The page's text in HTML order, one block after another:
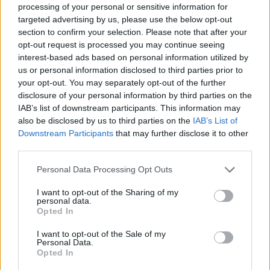
processing of your personal or sensitive information for
targeted advertising by us, please use the below opt-out
section to confirm your selection. Please note that after your
opt-out request is processed you may continue seeing
interest-based ads based on personal information utilized by
us or personal information disclosed to third parties prior to
your opt-out. You may separately opt-out of the further
disclosure of your personal information by third parties on the
IAB’s list of downstream participants. This information may
also be disclosed by us to third parties on the IAB’s List of
Downstream Participants that may further disclose it to other
Personal Data Processing Opt Outs
I want to opt-out of the Sharing of my
personal data.
Opted In
I want to opt-out of the Sale of my
Personal Data.
Opted In
ma tutto lasciare credere che Camilla abbia
pensato a un restyling più importante.
Camilla, tuttavia, non è la prima della royal
family a suscitare scalpore per un nuovo
look. A prenderla fu proprio Kate, nel 2021,
quando si mostrò con sopracciglia
diverse. All'epoca, la teoria più accreditata
era che avesse provato la laminazione delle
sopracciglia, ma la notizia non è mai stata
confermata.